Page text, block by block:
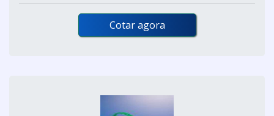
Cotar agora